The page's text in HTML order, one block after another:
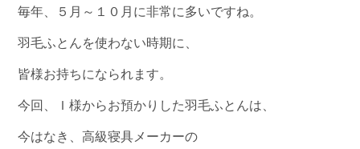
毎年、５月～１０月に非常に多いですね。
羽毛ふとんを使わない時期に、
皆様お持ちになられます。
今回、Ｉ様からお預かりした羽毛ふとんは、
今はなき、高級寝具メーカーの